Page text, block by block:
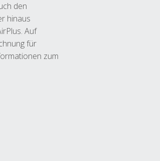
den
hinaus
Auf
für
zum